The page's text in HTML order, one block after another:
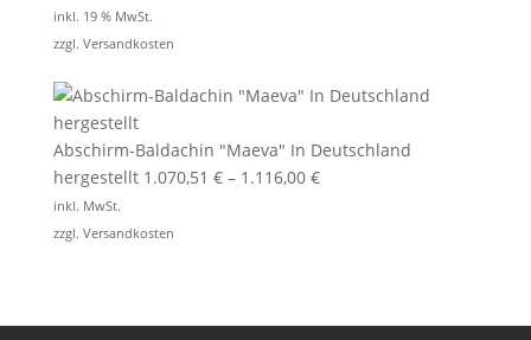
inkl. 19 % MwSt.
zzgl. Versandkosten
Abschirm-Baldachin "Maeva" In Deutschland
hergestellt 1.070,51 €– 1.116,00 €
inkl. MwSt.
zzgl. Versandkosten